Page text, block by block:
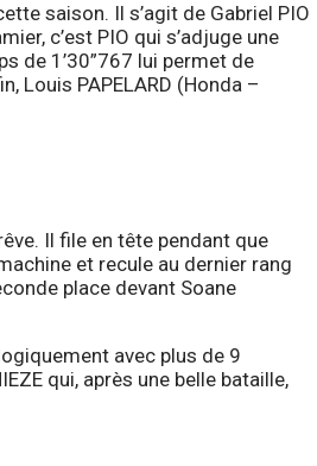
saison. Il s’agit de Gabriel PIO
c’est PIO qui s’adjuge une
de 1’30”767 lui permet de
Louis PAPELARD (Honda –
Il file en tête pendant que
et recule au dernier rang
place devant Soane
avec plus de 9
qui, après une belle bataille,